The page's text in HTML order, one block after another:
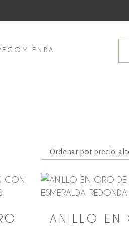
Ordenar por precio:
ANILLO EN